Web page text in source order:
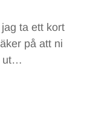
ta ett kort
på att ni
ut…